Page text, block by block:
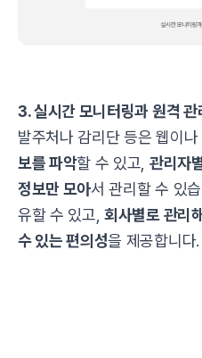
3. 실시간 모니터링과 원격 관
발주처나 감리단 등은 웹이나
보를 파악할 수 있고, 관리자
정보만 모아서 관리할 수 있
유할 수 있고,회사별로 관리
수 있는 편의성을 제공합니다.